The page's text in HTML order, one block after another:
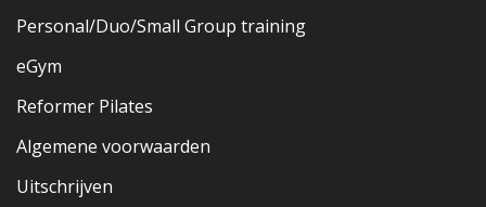
Personal/Duo/Small Group training
eGym
Reformer Pilates
Algemene voorwaarden
Uitschrijven